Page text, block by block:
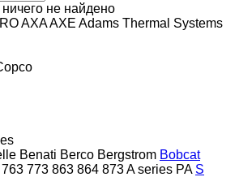
не найдено
AXAAXE Adams Thermal Systems
Benati Berco Bergstrom Bobcat
763 773 863 864 873A series PA S